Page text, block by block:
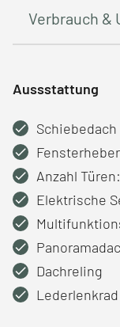
Verbrauch &
Aussstattung
Schiebedach
Fensterheber
Anzahl
Elektrische
Dachreling
Lederlenkrad